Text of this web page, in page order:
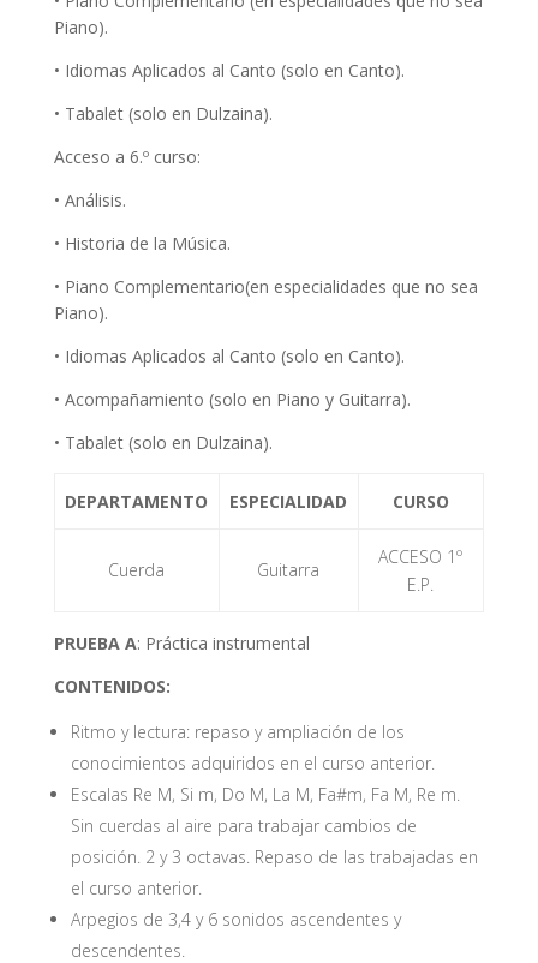
Piano).
• Idiomas Aplicados al Canto (solo en Canto).
• Tabalet (solo en Dulzaina).
Acceso a 6.º curso:
• Análisis.
• Historia de la Música.
• Piano Complementario(en especialidades que no sea
Piano).
• Idiomas Aplicados al Canto (solo en Canto).
• Acompañamiento (solo en Piano y Guitarra).
• Tabalet (solo en Dulzaina).
DEPARTAMENTO ESPECIALIDAD CURSO
Cuerda Guitarra
ACCESO 1º
E.P.
PRUEBA A: Práctica instrumental
CONTENIDOS:
Ritmo y lectura: repaso y ampliación de los
conocimientos adquiridos en el curso anterior.
Escalas Re M, Si m, Do M, La M, Fa#m, Fa M, Re m.
Sin cuerdas al aire para trabajar cambios de
posición. 2 y 3 octavas. Repaso de las trabajadas en
el curso anterior.
Arpegios de 3,4 y 6 sonidos ascendentes y
descendentes.